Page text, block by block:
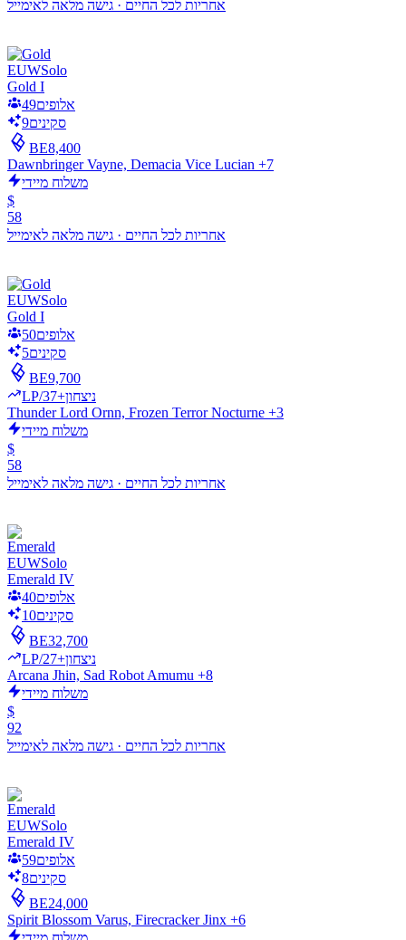
אחריות לכל החיים · גישה מלאה לאימייל
EUWSolo
Gold I
אלופים49
סקינים9
BE8,400
Dawnbringer Vayne, Demacia Vice Lucian +7
משלוח מיידי
$
58
אחריות לכל החיים · גישה מלאה לאימייל
EUWSolo
Gold I
אלופים50
סקינים5
BE9,700
LP/ניצחון+37
Thunder Lord Ornn, Frozen Terror Nocturne +3
משלוח מיידי
$
58
אחריות לכל החיים · גישה מלאה לאימייל
EUWSolo
Emerald IV
אלופים40
סקינים10
BE32,700
LP/ניצחון+27
Arcana Jhin, Sad Robot Amumu +8
משלוח מיידי
$
92
אחריות לכל החיים · גישה מלאה לאימייל
EUWSolo
Emerald IV
אלופים59
סקינים8
BE24,000
Spirit Blossom Varus, Firecracker Jinx +6